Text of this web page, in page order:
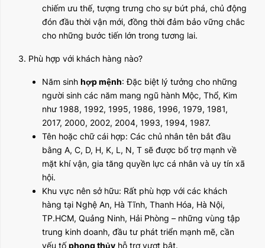
chiếm ưu thế, tượng trưng cho sự bứt phá, chủ động
đón đầu thời vận mới, đồng thời đảm bảo vững chắc
cho những bước tiến lớn trong tương lai.
3. Phù hợp với khách hàng nào?
Năm sinh hợp mệnh: Đặc biệt lý tưởng cho những
người sinh các năm mang ngũ hành Mộc, Thổ, Kim
như 1988, 1992, 1995, 1986, 1996, 1979, 1981,
2017, 2000, 2002, 2004, 1993, 1994, 1987.
Tên hoặc chữ cái hợp: Các chủ nhân tên bắt đầu
bằng A, C, D, H, K, L, N, T sẽ được bổ trợ mạnh về
mặt khí vận, gia tăng quyền lực cá nhân và uy tín xã
hội.
Khu vực nên sở hữu: Rất phù hợp với các khách
hàng tại Nghệ An, Hà Tĩnh, Thanh Hóa, Hà Nội,
TP.HCM, Quảng Ninh, Hải Phòng – những vùng tập
trung kinh doanh, đầu tư phát triển mạnh mẽ, cần
yếu tốphong thủy hỗ trợ vượt bật.